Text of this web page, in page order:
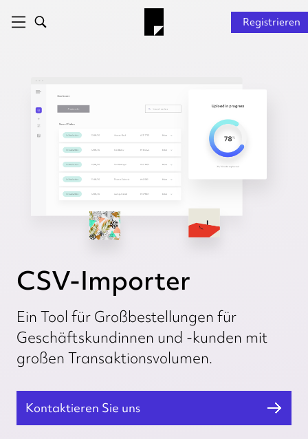
Registrieren
CSV-Importer
Ein Tool für Großbestellungen für
Geschäftskundinnen und -kunden mit
großen Transaktionsvolumen.
Kontaktieren Sie uns